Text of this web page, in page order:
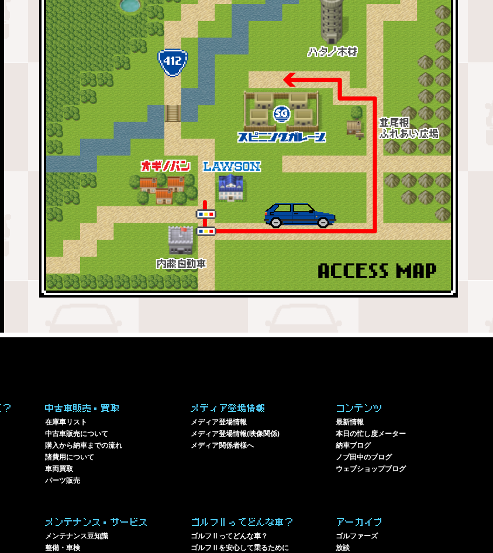
中古車販売・買取
在庫車リスト
中古車販売について
購入から納車までの流れ
諸費用について
車両買取
パーツ販売
メディア登場情報
メディア登場情報
メディア登場情報(映像関係)
メディア関係者様へ
コンテンツ
最新情報
本日の忙し度メーター
納車ブログ
ノブ田中のブログ
ウェブショップブログ
メンテナンス・サービス
メンテナンス豆知識
整備・車検
ゴルフⅡってどんな車？
ゴルフⅡってどんな車？
ゴルフⅡを安心して乗るために
アーカイブ
ゴルファーズ
放談